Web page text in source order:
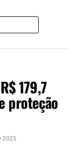
O ministro
7 meses.
de
179,7
proteção
2025